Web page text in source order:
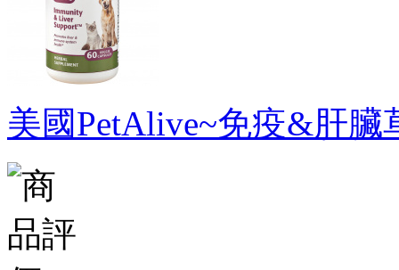
美國PetAlive~免疫&肝